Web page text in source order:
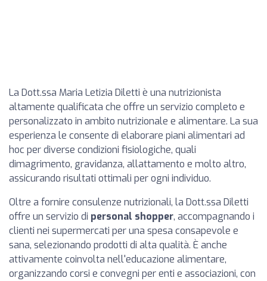
La Dott.ssa Maria Letizia Diletti è una nutrizionista
altamente qualificata che offre un servizio completo e
personalizzato in ambito nutrizionale e alimentare. La sua
esperienza le consente di elaborare piani alimentari ad
hoc per diverse condizioni fisiologiche, quali
dimagrimento, gravidanza, allattamento e molto altro,
assicurando risultati ottimali per ogni individuo.
Oltre a fornire consulenze nutrizionali, la Dott.ssa Diletti
offre un servizio di personal shopper, accompagnando i
clienti nei supermercati per una spesa consapevole e
sana, selezionando prodotti di alta qualità. È anche
attivamente coinvolta nell'educazione alimentare,
organizzando corsi e convegni per enti e associazioni, con